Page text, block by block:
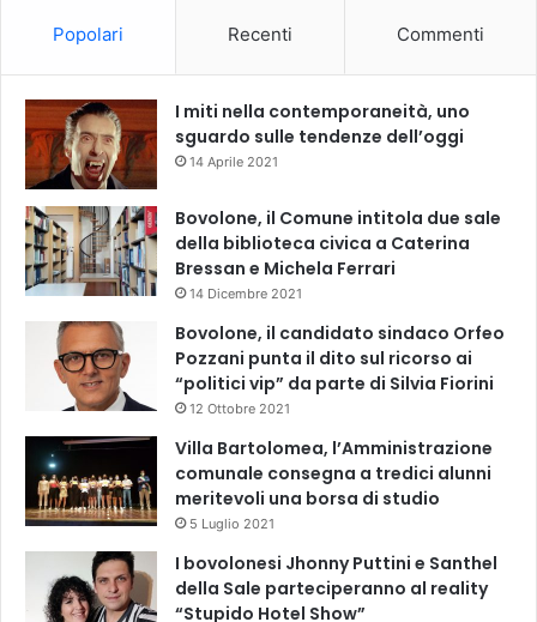
Popolari Recenti Commenti
I miti nella contemporaneità, uno
sguardo sulle tendenze dell’oggi
14 Aprile 2021
Bovolone, il Comune intitola due sale
della biblioteca civica a Caterina
Bressan e Michela Ferrari
14 Dicembre 2021
Bovolone, il candidato sindaco Orfeo
Pozzani punta il dito sul ricorso ai
“politici vip” da parte di Silvia Fiorini
12 Ottobre 2021
Villa Bartolomea, l’Amministrazione
comunale consegna a tredici alunni
meritevoli una borsa di studio
5 Luglio 2021
I bovolonesi Jhonny Puttini e Santhel
della Sale parteciperanno al reality
“Stupido Hotel Show”